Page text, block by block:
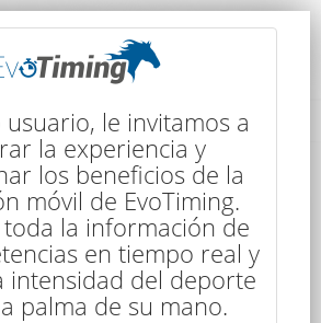
Competencia
usuario, le invitamos a
la experiencia y
los beneficios de la
móvil de EvoTiming.
la información de
en tiempo real y
intensidad del deporte
palma de su mano.